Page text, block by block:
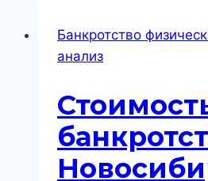
в
до
суда
Банкротство
анализ